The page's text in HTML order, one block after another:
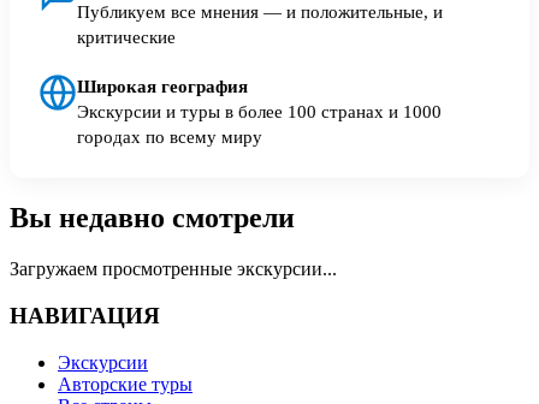
Публикуем все мнения — и положительные, и
критические
Широкая география
Экскурсии и туры в более 100 странах и 1000
городах по всему миру
Вы недавно смотрели
Загружаем просмотренные экскурсии...
НАВИГАЦИЯ
Экскурсии
Авторские туры